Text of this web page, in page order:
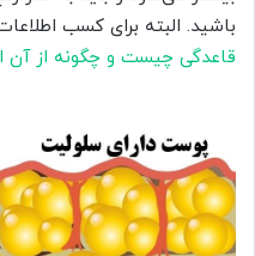
باشید. البته برای کسب
قاعدگی چیست و چگونه از آن